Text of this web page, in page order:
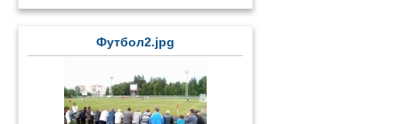
Футбол2.jpg